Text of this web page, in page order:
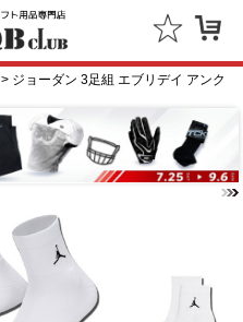
> ジョーダン 3足組 エブリデイ アンク